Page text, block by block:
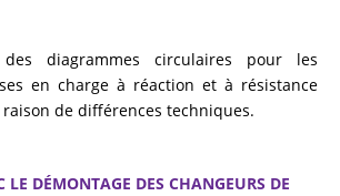
diagrammes circulaires pour les
en charge à réaction et à résistance
de différences techniques.
LE DÉMONTAGE DES CHANGEURS DE